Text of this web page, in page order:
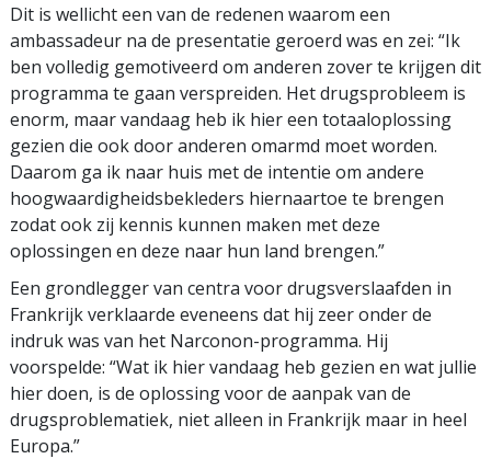
Dit is wellicht een van de redenen waarom een
ambassadeur na de presentatie geroerd was en zei: “Ik
ben volledig gemotiveerd om anderen zover te krijgen dit
programma te gaan verspreiden. Het drugsprobleem is
enorm, maar vandaag heb ik hier een totaaloplossing
gezien die ook door anderen omarmd moet worden.
Daarom ga ik naar huis met de intentie om andere
hoogwaardigheidsbekleders hiernaartoe te brengen
zodat ook zij kennis kunnen maken met deze
oplossingen en deze naar hun land brengen.”
Een grondlegger van centra voor drugsverslaafden in
Frankrijk verklaarde eveneens dat hij zeer onder de
indruk was van het Narconon-programma. Hij
voorspelde: “Wat ik hier vandaag heb gezien en wat jullie
hier doen, is de oplossing voor de aanpak van de
drugsproblematiek, niet alleen in Frankrijk maar in heel
Europa.”